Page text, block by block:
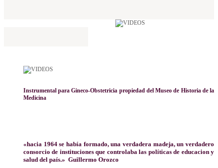
Instrumental para Gineco-Obstetricia propiedad del Museo de Historia de la
Medicina
«hacia 1964 se había formado, una verdadera madeja, un verdadero
consorcio de instituciones que controlaba las políticas de educacion y
salud del país.» Guillermo Orozco